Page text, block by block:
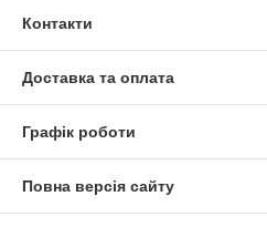
Контакти
Доставка та оплата
Графік роботи
Повна версія сайту